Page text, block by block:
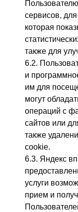
сервисов,
которая
также для
6.2.
и
им для
могут
операций с
сайтов или
также
cookie.
6.3. Яндекс
услуги
прием и